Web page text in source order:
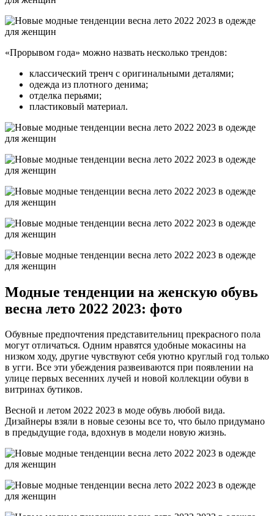
«Прорывом года» можно назвать несколько трендов:
классический тренч с оригинальными деталями;
одежда из плотного денима;
отделка перьями;
пластиковый материал.
Модные тенденции на женскую обувь
весна лето 2022 2023: фото
Обувные предпочтения представительниц прекрасного пола
могут отличаться. Одним нравятся удобные мокасины на
низком ходу, другие чувствуют себя уютно круглый год только
в угги. Все эти убеждения развеиваются при появлении на
улице первых весенних лучей и новой коллекции обуви в
витринах бутиков.
Весной и летом 2022 2023 в моде обувь любой вида.
Дизайнеры взяли в новые сезоны все то, что было придумано
в предыдущие года, вдохнув в модели новую жизнь.